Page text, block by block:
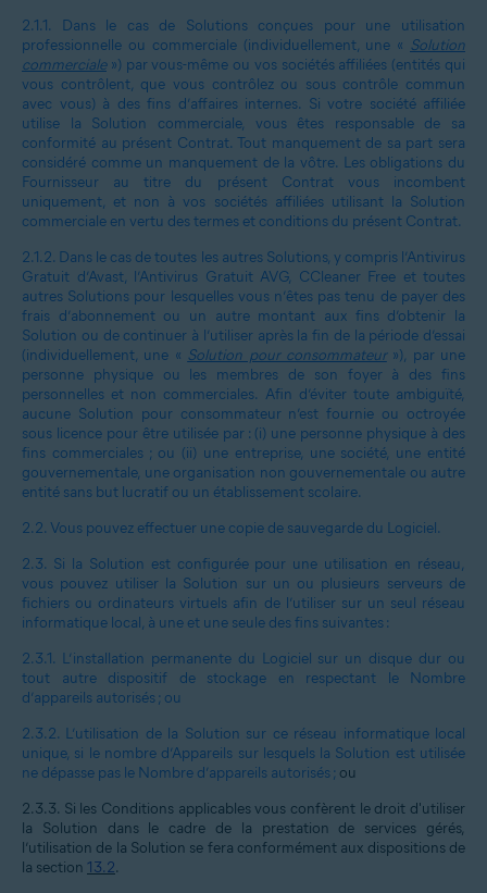
2.1.1.
Dans le cas de Solutions conçues pour une utilisation
professionnelle ou commerciale (individuellement, une « Solution
commerciale») par vous-même ou vos sociétés affiliées (entités qui
vous contrôlent, que vous contrôlez ou sous contrôle commun
avec vous) à des fins d’affaires internes. Si votre société affiliée
utilise la Solution commerciale, vous êtes responsable de sa
conformité au présent Contrat. Tout manquement de sa part sera
considéré comme un manquement de la vôtre. Les obligations du
Fournisseur au titre du présent Contrat vous incombent
uniquement, et non à vos sociétés affiliées utilisant la Solution
commerciale en vertu des termes et conditions du présent Contrat.
2.1.2. Dans le cas de toutes les autres Solutions, y compris l’Antivirus
Gratuit d’Avast, l’Antivirus Gratuit AVG, CCleaner Free et toutes
autres Solutions pour lesquelles vous n’êtes pas tenu de payer des
frais d’abonnement ou un autre montant aux fins d’obtenir la
Solution ou de continuer à l’utiliser après la fin de la période d’essai
(individuellement, une « Solution pour consommateur»), par une
personne physique ou les membres de son foyer à des fins
personnelles et non commerciales. Afin d’éviter toute ambiguïté,
aucune Solution pour consommateur n’est fournie ou octroyée
sous licence pour être utilisée par : (i) une personne physique à des
fins commerciales ; ou (ii) une entreprise, une société, une entité
gouvernementale, une organisation non gouvernementale ou autre
entité sans but lucratif ou un établissement scolaire.
2.2. Vous pouvez effectuer une copie de sauvegarde du Logiciel.
2.3. Si la Solution est configurée pour une utilisation en réseau,
vous pouvez utiliser la Solution sur un ou plusieurs serveurs de
fichiers ou ordinateurs virtuels afin de l’utiliser sur un seul réseau
informatique local, à une et une seule des fins suivantes :
2.3.1. L’installation permanente du Logiciel sur un disque dur ou
tout autre dispositif de stockage en respectant le Nombre
d’appareils autorisés ; ou
2.3.2. L’utilisation de la Solution sur ce réseau informatique local
unique, si le nombre d’Appareils sur lesquels la Solution est utilisée
ne dépasse pas le Nombre d’appareils autorisés ; ou
2.3.3. Si les Conditions applicables vous confèrent le droit d'utiliser
la Solution dans le cadre de la prestation de services gérés,
l’utilisation de la Solution se fera conformément aux dispositions de
la section 13.2.